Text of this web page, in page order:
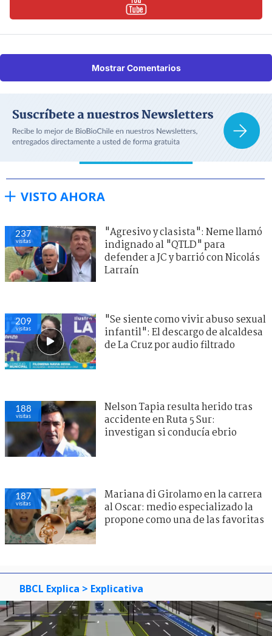
Mostrar Comentarios
VISTO AHORA
237
visitas
"Agresivo y clasista": Neme llamó
indignado al "QTLD" para
defender a JC y barrió con Nicolás
Larraín
209
visitas
"Se siente como vivir abuso sexual
infantil": El descargo de alcaldesa
de La Cruz por audio filtrado
188
visitas
Nelson Tapia resulta herido tras
accidente en Ruta 5 Sur:
investigan si conducía ebrio
187
visitas
Mariana di Girolamo en la carrera
al Oscar: medio especializado la
propone como una de las favoritas
BBCL Explica > Explicativa